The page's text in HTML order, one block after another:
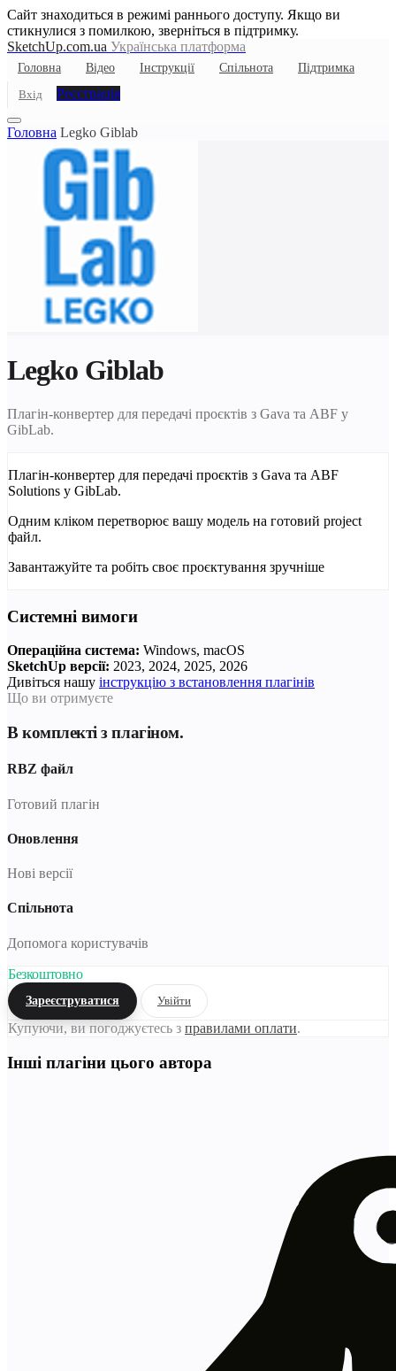
Сайт знаходиться в режимі раннього доступу. Якщо ви
стикнулися з помилкою, зверніться в підтримку.
SketchUp.com.ua Українська платформа
Головна Відео Інструкції Спільнота
Підтримка
Вхід
Реєстрація
Головна Legko Giblab
Legko Giblab
Плагін-конвертер для передачі проєктів з Gava та ABF у
GibLab.
Плагін-конвертер для передачі проєктів з Gava та ABF
Solutions у GibLab.
Одним кліком перетворює вашу модель на готовий project
файл.
Завантажуйте та робіть своє проєктування зручніше
Системні вимоги
Операційна система: Windows, macOS
SketchUp версії: 2023, 2024, 2025, 2026
Дивіться нашу інструкцію з встановлення плагінів
Що ви отримуєте
В комплекті з плагіном.
RBZ файл
Готовий плагін
Оновлення
Нові версії
Спільнота
Допомога користувачів
Безкоштовно
Зареєструватися Увійти
Купуючи, ви погоджуєтесь з правилами оплати.
Інші плагіни цього автора